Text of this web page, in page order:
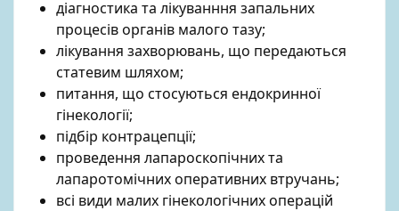
діагностика та лікуванння запальних
процесів органів малого тазу;
лікування захворювань, що передаються
статевим шляхом;
питання, що стосуються ендокринної
гінекології;
підбір контрацепції;
проведення лапароскопічних та
лапаротомічних оперативних втручань;
всі види малих гінекологічних операцій